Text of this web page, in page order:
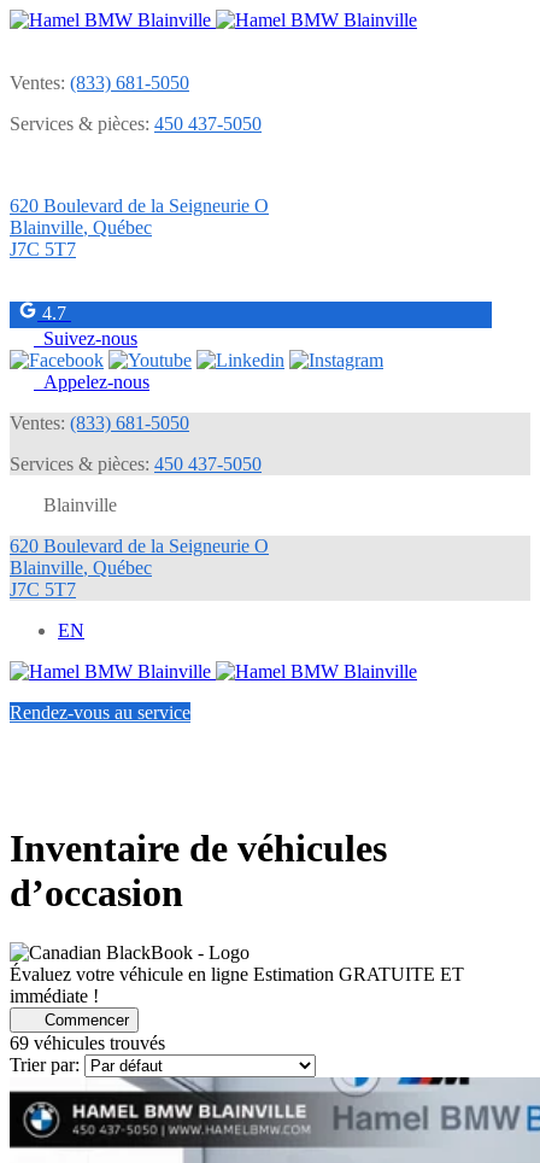
Ventes: (833) 681-5050
Services & pièces: 450 437-5050
620 Boulevard de la Seigneurie O
Blainville, Québec
J7C 5T7
4.7
Suivez-nous
Appelez-nous
Ventes: (833) 681-5050
Services & pièces: 450 437-5050
Blainville
620 Boulevard de la Seigneurie O
Blainville, Québec
J7C 5T7
EN
Rendez-vous au service
Inventaire de véhicules
d’occasion
Évaluez votre véhicule en ligne Estimation GRATUITE ET
immédiate !
Commencer
69 véhicules trouvés
Trier par: